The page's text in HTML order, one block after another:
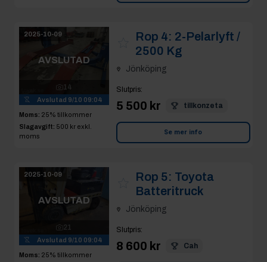
2025-10-09
AVSLUTAD
14
Avslutad 9/10 09:04
Moms: 25% tillkommer
Slagavgift: 500 kr exkl.
moms
Rop 4: 2-Pelarlyft /
2500 Kg
Jönköping
Slutpris:
5 500 kr tillkonzeta
Se mer info
2025-10-09
AVSLUTAD
21
Avslutad 9/10 09:04
Moms: 25% tillkommer
Rop 5: Toyota
Batteritruck
Jönköping
Slutpris:
8 600 kr Cah